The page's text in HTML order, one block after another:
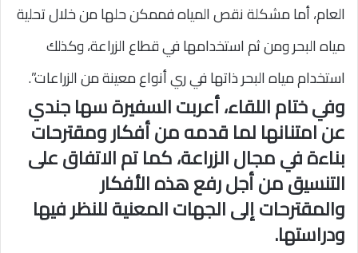
العام، أما مشكلة نقص المياه فممكن حلها من خلال تحلية
مياه البحر ومن ثم استخدامها في قطاع الزراعة، وكذلك
استخدام مياه البحر ذاتها في ري أنواع معينة من الزراعات”.
وفي ختام اللقاء، أعربت السفيرة سها جندي
عن امتنانها لما قدمه من أفكار ومقترحات
بناءة في مجال الزراعة، كما تم الاتفاق على
التنسيق من أجل رفع هذه الأفكار
والمقترحات إلى الجهات المعنية للنظر فيها
ودراستها.